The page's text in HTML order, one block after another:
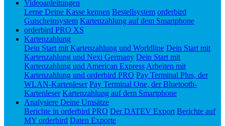
Videoanleitungen
Lerne Deine Kasse kennen Bestellsystem orderbird
Gutscheinsystem Kartenzahlung auf dem Smartphone
orderbird PRO XS
Kartenzahlung
Dein Start mit Kartenzahlung und Worldline Dein Start mit
Kartenzahlung und Nexi Germany Dein Start mit
Kartenzahlung und American Express Arbeiten mit
Kartenzahlung und orderbird PRO Pay Terminal Plus, der
WLAN-Kartenleser Pay Terminal One, der Bluetooth-
Kartenleser Kartenzahlung auf dem Smartphone
Analysiere Deine Umsätze
Berichte in orderbird PRO Der DATEV Export Berichte auf
MY orderbird Daten Exporte